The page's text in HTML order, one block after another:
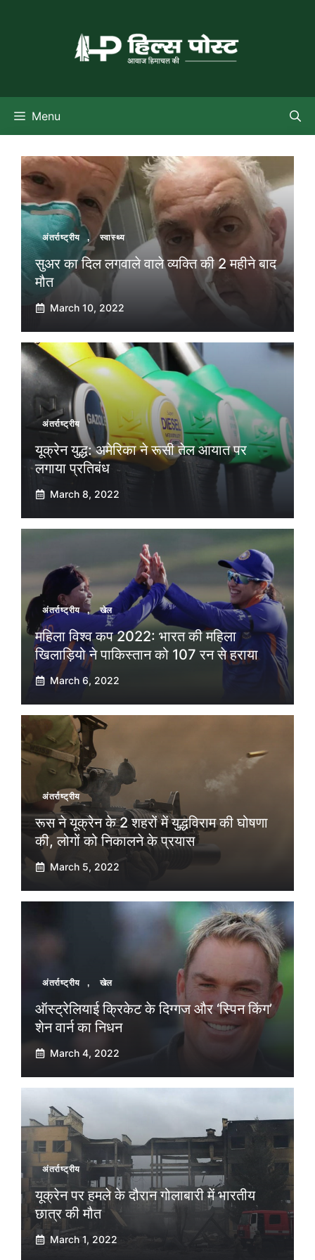
Menu
अंतर्राष्ट्रीय , स्वास्थ्य
सुअर का दिल लगवाले वाले व्यक्ति की 2 महीने बाद
मौत
March 10, 2022
अंतर्राष्ट्रीय
यूक्रेन युद्ध: अमेरिका ने रूसी तेल आयात पर
लगाया प्रतिबंध
March 8, 2022
अंतर्राष्ट्रीय , खेल
महिला विश्व कप 2022: भारत की महिला
खिलाड़ियो ने पाकिस्तान को 107 रन से हराया
March 6, 2022
अंतर्राष्ट्रीय
रूस ने यूक्रेन के 2 शहरों में युद्धविराम की घोषणा
की, लोगों को निकालने के प्रयास
March 5, 2022
अंतर्राष्ट्रीय , खेल
ऑस्ट्रेलियाई क्रिकेट के दिग्गज और ‘स्पिन किंग’
शेन वार्न का निधन
March 4, 2022
अंतर्राष्ट्रीय
यूक्रेन पर हमले के दौरान गोलाबारी में भारतीय
छात्र की मौत
March 1, 2022